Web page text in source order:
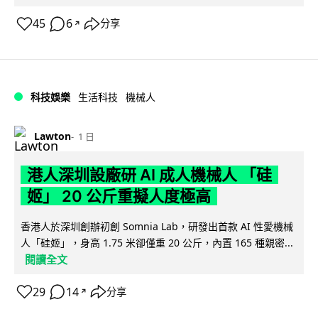
45 6 ↗ 分享
科技娛樂 生活科技 機械人
Lawton 1 日
港人深圳設廠研 AI 成人機械人 「硅
姬」 20 公斤重擬人度極高
香港人於深圳創辦初創 Somnia Lab，研發出首款 AI 性愛機械
人「硅姬」，身高 1.75 米卻僅重 20 公斤，內置 165 種親密...
閱讀全文
29 14 ↗ 分享